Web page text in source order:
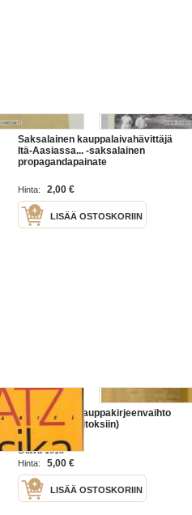
Saksalainen kauppalaivahävittäjä
Itä-Aasiassa... -saksalainen
propagandapainate
Hinta: 2,00 €
LISÄÄ OSTOSKORIIN
Saksalainen kauppakirjeenvaihto
(kauppaoppilaitoksiin)
Otava 1918
Hinta:
5,00 €
LISÄÄ OSTOSKORIIN